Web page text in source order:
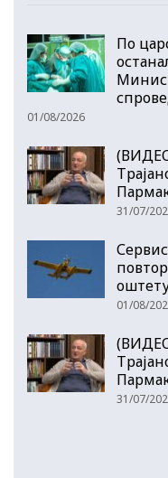
По
01/08/2026
31/07/
01/08/
31/07/